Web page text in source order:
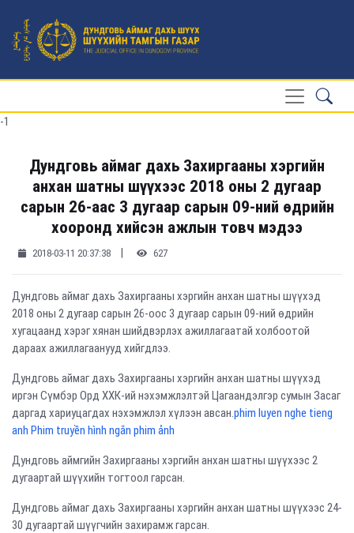
-1
Дундговь аймаг дахь Захиргааны хэргийн
анхан шатны шүүхээс 2018 оны 2 дугаар
сарын 26-аас 3 дугаар сарын 09-ний өдрийн
хооронд хийсэн ажлын товч мэдээ
2018-03-11 20:37:38 | 627
Дундговь аймаг дахь Захиргааны хэргийн анхан шатны шүүхэд
2018 оны 2 дугаар сарын 26-оос 3 дугаар сарын 09-ний өдрийн
хугацаанд хэрэг хянан шийдвэрлэх ажиллагаатай холбоотой
дараах ажиллагаанууд хийгдлээ.
Дундговь аймаг дахь Захиргааны хэргийн анхан шатны шүүхэд
иргэн Сүмбэр Орд ХХК-ий нэхэмжлэлтэй Цагаандэлгэр сумын Засаг
даргад хариуцагдах нэхэмжлэл хүлээн авсан.phim luyen nghe tieng
anh Phim truyền hình ngắn phim ảnh
Дундговь аймгийн Захиргааны хэргийн анхан шатны шүүхээс 2
дугаартай шүүхийн тогтоол гарсан.
Дундговь аймаг дахь Захиргааны хэргийн анхан шатны шүүхээс 24-
30 дугаартай шүүгчийн захирамж гарсан.